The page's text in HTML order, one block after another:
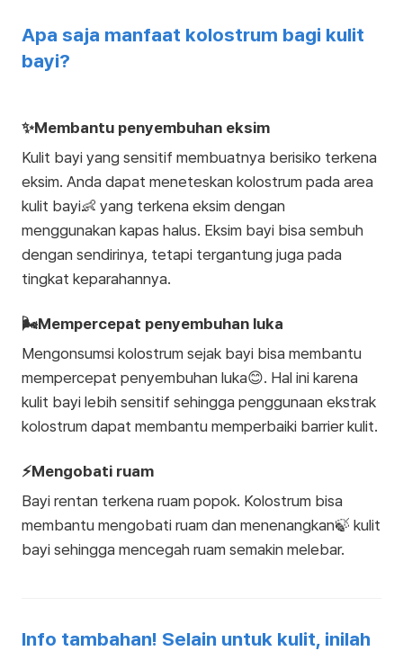
Apa saja manfaat kolostrum bagi kulit
bayi?
✨Membantu penyembuhan eksim
Kulit bayi yang sensitif membuatnya berisiko terkena
eksim. Anda dapat meneteskan kolostrum pada area
kulit bayi👶 yang terkena eksim dengan
menggunakan kapas halus. Eksim bayi bisa sembuh
dengan sendirinya, tetapi tergantung juga pada
tingkat keparahannya.
🌬️Mempercepat penyembuhan luka
Mengonsumsi kolostrum sejak bayi bisa membantu
mempercepat penyembuhan luka😊. Hal ini karena
kulit bayi lebih sensitif sehingga penggunaan ekstrak
kolostrum dapat membantu memperbaiki barrier kulit.
⚡Mengobati ruam
Bayi rentan terkena ruam popok. Kolostrum bisa
membantu mengobati ruam dan menenangkan🍃 kulit
bayi sehingga mencegah ruam semakin melebar.
Info tambahan! Selain untuk kulit, inilah